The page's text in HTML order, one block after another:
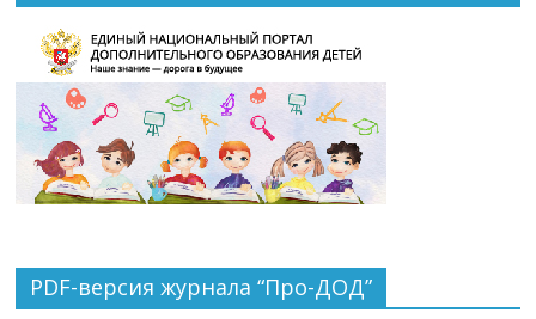
PDF-версия журнала “Про-ДОД”